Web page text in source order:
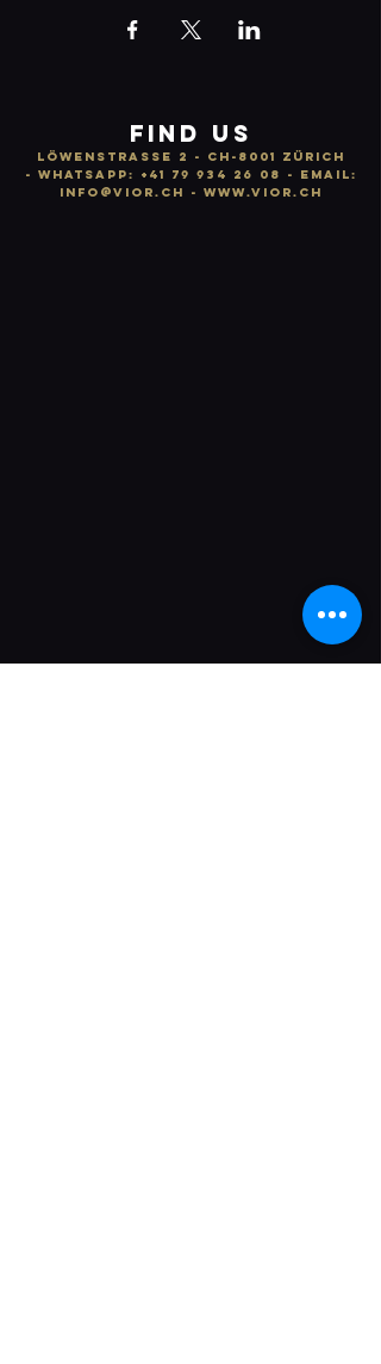
FIND US
LÖWENSTRASSE 2 - CH-8001 ZÜRICH
- WhatsApp: +41 79 934 26 08
- email:
info @vior.ch - www.vior.ch